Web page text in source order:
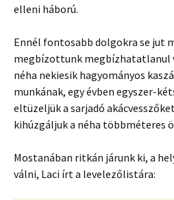
elleni háború.
Ennél fontosabb dolgokra se jut
megbízottunk megbízhatatlanul
néha nekiesik hagyományos
munkának, egy évben egyszer-
eltüzeljük a sarjadó
kihúzgáljuk a néha többméteres
Mostanában ritkán járunk ki, a
válni, Laci írt a levelezőlistára: